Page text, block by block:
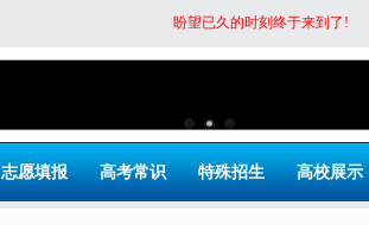
盼望已久的时刻终于来到了!
志愿填报 高考常识 特殊招生 高校展示